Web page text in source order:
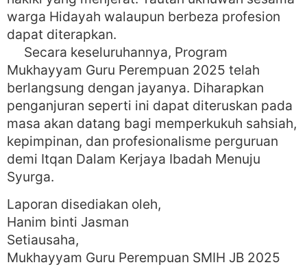
warga Hidayah walaupun berbeza profesion
dapat diterapkan.
Secara keseluruhannya, Program
Mukhayyam Guru Perempuan 2025 telah
berlangsung dengan jayanya. Diharapkan
penganjuran seperti ini dapat diteruskan pada
masa akan datang bagi memperkukuh sahsiah,
kepimpinan, dan profesionalisme perguruan
demi Itqan Dalam Kerjaya Ibadah Menuju
Syurga.
Laporan disediakan oleh,
Hanim binti Jasman
Setiausaha,
Mukhayyam Guru Perempuan SMIH JB 2025